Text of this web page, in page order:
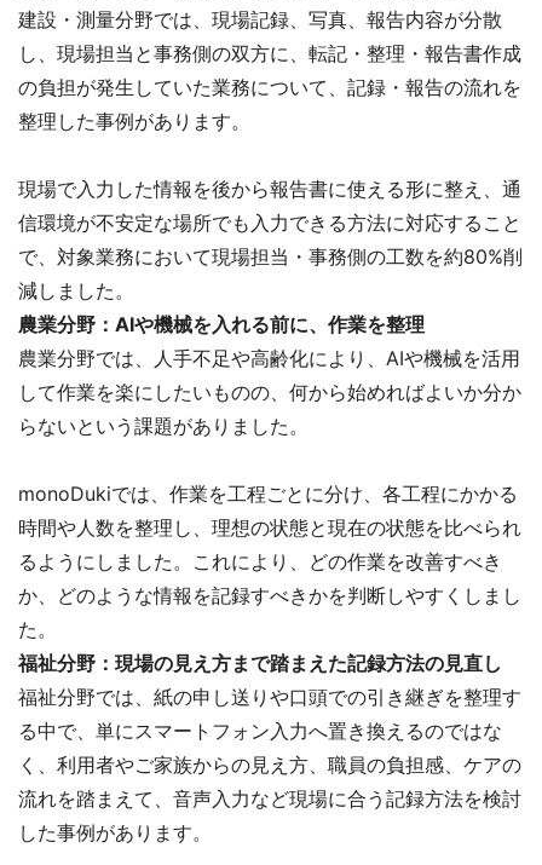
建設・測量分野では、現場記録、写真、報告内容が分散
し、現場担当と事務側の双方に、転記・整理・報告書作成
の負担が発生していた業務について、記録・報告の流れを
整理した事例があります。
現場で入力した情報を後から報告書に使える形に整え、通
信環境が不安定な場所でも入力できる方法に対応すること
で、対象業務において現場担当・事務側の工数を約80%削
減しました。
農業分野：AIや機械を入れる前に、作業を整理
農業分野では、人手不足や高齢化により、AIや機械を活用
して作業を楽にしたいものの、何から始めればよいか分か
らないという課題がありました。
monoDukiでは、作業を工程ごとに分け、各工程にかかる
時間や人数を整理し、理想の状態と現在の状態を比べられ
るようにしました。これにより、どの作業を改善すべき
か、どのような情報を記録すべきかを判断しやすくしまし
た。
福祉分野：現場の見え方まで踏まえた記録方法の見直し
福祉分野では、紙の申し送りや口頭での引き継ぎを整理す
る中で、単にスマートフォン入力へ置き換えるのではな
く、利用者やご家族からの見え方、職員の負担感、ケアの
流れを踏まえて、音声入力など現場に合う記録方法を検討
した事例があります。